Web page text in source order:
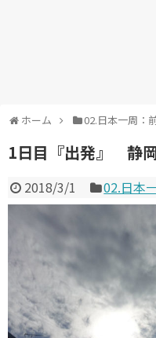
ホーム 02.日本一周：
1日目『出発』 静
2018/3/1 02.日本